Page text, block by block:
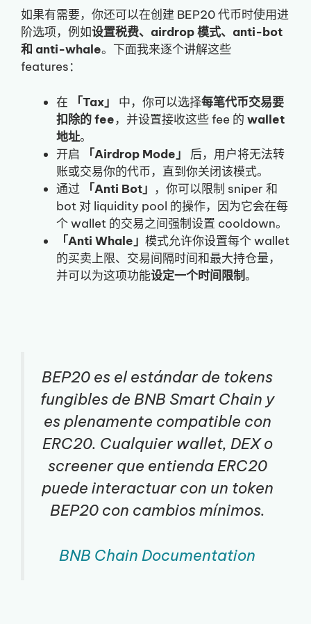
如果有需要，你还可以在创建 BEP20 代币时使用进
阶选项，例如设置税费、airdrop 模式、anti-bot
和 anti-whale。下面我来逐个讲解这些
features：
在 「Tax」 中，你可以选择每笔代币交易要
扣除的 fee，并设置接收这些 fee 的 wallet
地址。
开启
「Airdrop Mode」
后，用户将无法转
账或交易你的代币，直到你关闭该模式。
通过
「Anti Bot」 ，你可以限制 sniper 和
bot 对 liquidity pool 的操作，因为它会在每
个 wallet 的交易之间强制设置 cooldown。
「Anti Whale」 模式允许你设置每个 wallet
的买卖上限、交易间隔时间和最大持仓量，
并可以为这项功能设定一个时间限制。
BEP20 es el estándar de tokens
fungibles de BNB Smart Chain y
es plenamente compatible con
ERC20. Cualquier wallet, DEX o
screener que entienda ERC20
puede interactuar con un token
BEP20 con cambios mínimos.
BNB Chain Documentation